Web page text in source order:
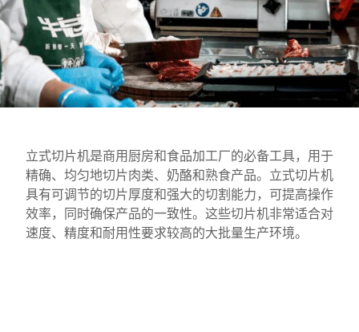
立式切片机是商用厨房和食品加工厂的必备工具，用于
精确、均匀地切片肉类、奶酪和熟食产品。立式切片机
具有可调节的切片厚度和强大的切割能力，可提高操作
效率，同时确保产品的一致性。这些切片机非常适合对
速度、精度和耐用性要求较高的大批量生产环境。